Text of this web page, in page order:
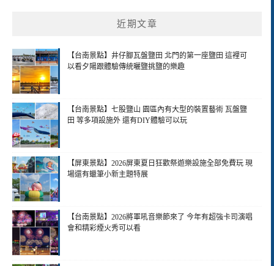
近期文章
【台南景點】井仔腳瓦盤鹽田 北門的第一座鹽田 這裡可
以看夕陽跟體驗傳統曬鹽挑鹽的樂趣
【台南景點】七股鹽山 園區內有大型的裝置藝術 瓦盤鹽
田 等多項設施外 還有DIY體驗可以玩
【屏東景點】2026屏東夏日狂歡祭遊樂設施全部免費玩 現
場還有蠟筆小新主題特展
【台南景點】2026將軍吼音樂節來了 今年有超強卡司演唱
會和精彩煙火秀可以看